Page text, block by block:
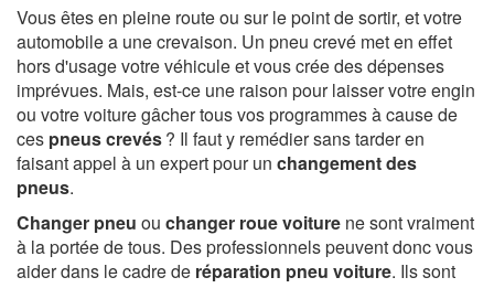
Vous êtes en pleine route ou sur le point de sortir, et votre
automobile a une crevaison. Un pneu crevé met en effet
hors d'usage votre véhicule et vous crée des dépenses
imprévues. Mais, est-ce une raison pour laisser votre engin
ou votre voiture gâcher tous vos programmes à cause de
ces pneus crevés? Il faut y remédier sans tarder en
faisant appel à un expert pour un changement des
pneus.
Changer pneu ou changer roue voiture ne sont vraiment
à la portée de tous. Des professionnels peuvent donc vous
aider dans le cadre de réparation pneu voiture. Ils sont